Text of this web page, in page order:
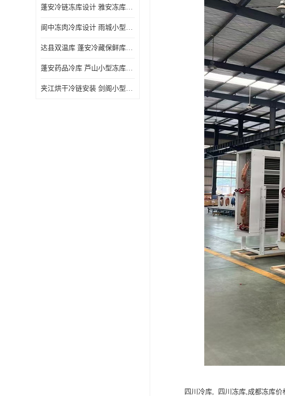
蓬安冷链冻库设计 雅安冻库保温板安装 采摘园
阆中冻肉冷库设计 雨城小型冷库设计 农产品基地
达县双温库 蓬安冷藏保鲜库设计 报价表
蓬安药品冷库 芦山小型冻库安装 报价表
夹江烘干冷链安装 剑阁小型冷库安装 设计方案
四川冷库, 四川冻库,成都冻库